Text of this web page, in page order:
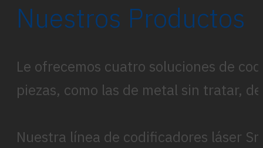
Nuestros Productos
Le ofrecemos cuatro soluciones de
piezas, como las de metal sin tratar,
Nuestra línea de codificadores láser